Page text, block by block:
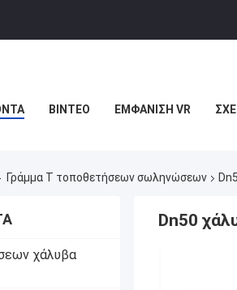
ΒΊΝΤΕΟ ΕΜΦΆΝΙΣΗ VR
Γράμμα Τ τοποθετήσεων σωληνώσεων
χάλυβα
Dn50